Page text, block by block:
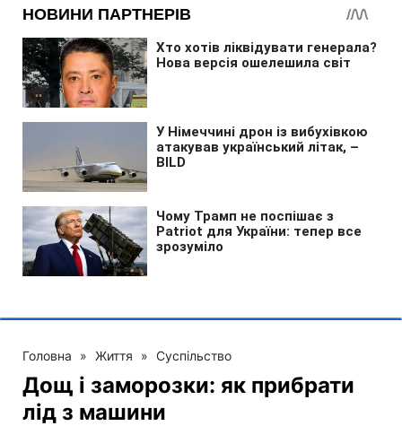
Головна » Життя » Суспільство
Дощ і заморозки: як прибрати
лід з машини